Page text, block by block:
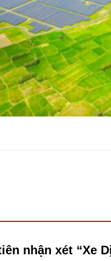
nhận xét “Xe